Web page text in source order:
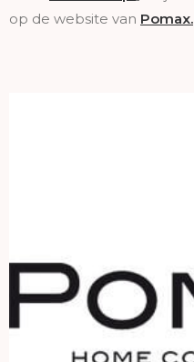
op de website van Pomax.